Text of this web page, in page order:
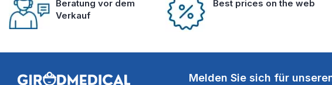
Beratung vor dem
Verkauf
Best prices on the web
Melden Sie sich für